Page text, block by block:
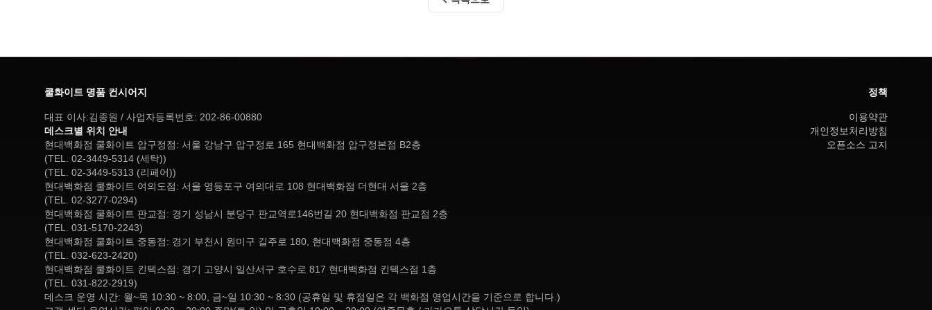
쿨화이트 명품 컨시어지
대표 이사:김종원 / 사업자등록번호: 202-86-00880
데스크별 위치 안내
현대백화점 쿨화이트 압구정점: 서울 강남구 압구정로 165 현대백화점 압구정본점 B2층
(TEL. 02-3449-5314 (세탁))
(TEL. 02-3449-5313 (리페어))
현대백화점 쿨화이트 여의도점: 서울 영등포구 여의대로 108 현대백화점 더현대 서울 2층
(TEL. 02-3277-0294)
현대백화점 쿨화이트 판교점: 경기 성남시 분당구 판교역로146번길 20 현대백화점 판교점 2층
(TEL. 031-5170-2243)
현대백화점 쿨화이트 중동점: 경기 부천시 원미구 길주로 180, 현대백화점 중동점 4층
(TEL. 032-623-2420)
현대백화점 쿨화이트 킨텍스점: 경기 고양시 일산서구 호수로 817 현대백화점 킨텍스점 1층
(TEL. 031-822-2919)
데스크 운영 시간: 월~목 10:30 ~ 8:00, 금~일 10:30 ~ 8:30 (공휴일 및 휴점일은 각 백화점 영업시간을 기준으로 합니다.)
정책
이용약관
개인정보처리방침
오픈소스 고지